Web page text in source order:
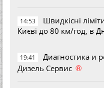
14:53
Швидкісні
Києві до 80 км/год, в
19:41
Диагностика и
Дизель Сервис ®